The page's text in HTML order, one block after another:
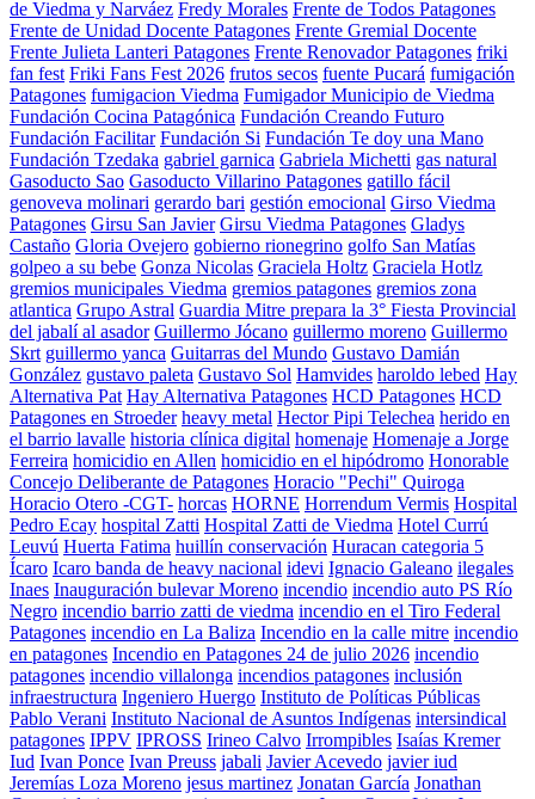
de Viedma y Narváez Fredy Morales Frente de Todos Patagones
Frente de Unidad Docente Patagones Frente Gremial Docente
Frente Julieta Lanteri Patagones Frente Renovador Patagones friki
fan fest Friki Fans Fest 2026 frutos secos fuente Pucará fumigación
Patagones fumigacion Viedma Fumigador Municipio de Viedma
Fundación Cocina Patagónica Fundación Creando Futuro
Fundación Facilitar Fundación Si Fundación Te doy una Mano
Fundación Tzedaka gabriel garnica Gabriela Michetti gas natural
Gasoducto Sao Gasoducto Villarino Patagones gatillo fácil
genoveva molinari gerardo bari gestión emocional Girso Viedma
Patagones Girsu San Javier Girsu Viedma Patagones Gladys
Castaño Gloria Ovejero gobierno rionegrino golfo San Matías
golpeo a su bebe Gonza Nicolas Graciela Holtz Graciela Hotlz
gremios municipales Viedma gremios patagones gremios zona
atlantica Grupo Astral Guardia Mitre prepara la 3° Fiesta Provincial
del jabalí al asador Guillermo Jócano guillermo moreno Guillermo
Skrt guillermo yanca Guitarras del Mundo Gustavo Damián
González gustavo paleta Gustavo Sol Hamvides haroldo lebed Hay
Alternativa Pat Hay Alternativa Patagones HCD Patagones HCD
Patagones en Stroeder heavy metal Hector Pipi Telechea herido en
el barrio lavalle historia clínica digital homenaje Homenaje a Jorge
Ferreira homicidio en Allen homicidio en el hipódromo Honorable
Concejo Deliberante de Patagones Horacio "Pechi" Quiroga
Horacio Otero -CGT- horcas HORNE Horrendum Vermis Hospital
Pedro Ecay hospital Zatti Hospital Zatti de Viedma Hotel Currú
Leuvú Huerta Fatima huillín conservación Huracan categoria 5
Ícaro Icaro banda de heavy nacional idevi Ignacio Galeano ilegales
Inaes Inauguración bulevar Moreno incendio incendio auto PS Río
Negro incendio barrio zatti de viedma incendio en el Tiro Federal
Patagones incendio en La Baliza Incendio en la calle mitre incendio
en patagones Incendio en Patagones 24 de julio 2026 incendio
patagones incendio villalonga incendios patagones inclusión
infraestructura Ingeniero Huergo Instituto de Políticas Públicas
Pablo Verani Instituto Nacional de Asuntos Indígenas intersindical
patagones IPPV IPROSS Irineo Calvo Irrompibles Isaías Kremer
Iud Ivan Ponce Ivan Preuss jabali Javier Acevedo javier iud
Jeremías Loza Moreno jesus martinez Jonatan García Jonathan